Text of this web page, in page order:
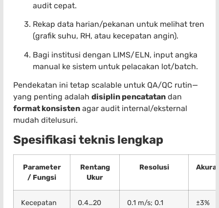
audit cepat.
Rekap data harian/pekanan untuk melihat tren
(grafik suhu, RH, atau kecepatan angin).
Bagi institusi dengan LIMS/ELN, input angka
manual ke sistem untuk pelacakan lot/batch.
Pendekatan ini tetap scalable untuk QA/QC rutin—
yang penting adalah disiplin pencatatan dan
format konsisten agar audit internal/eksternal
mudah ditelusuri.
Spesifikasi teknis lengkap
Parameter
/ Fungsi
Rentang
Ukur
Resolusi
Kecepatan
0.4…20
0.1 m/s; 0.1
±3%